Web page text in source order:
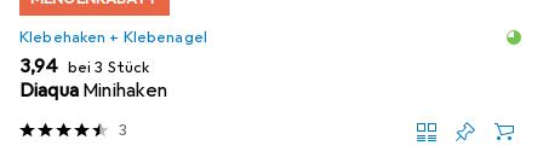
Klebehaken + Klebenagel
EUR
3,94 bei 3 Stück
Diaqua Minihaken
3